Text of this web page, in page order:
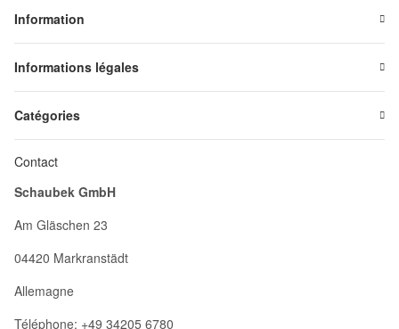
Information
Informations légales
Catégories
Contact
Schaubek GmbH
Am Gläschen 23
04420 Markranstädt
Allemagne
Téléphone: +49 34205 6780